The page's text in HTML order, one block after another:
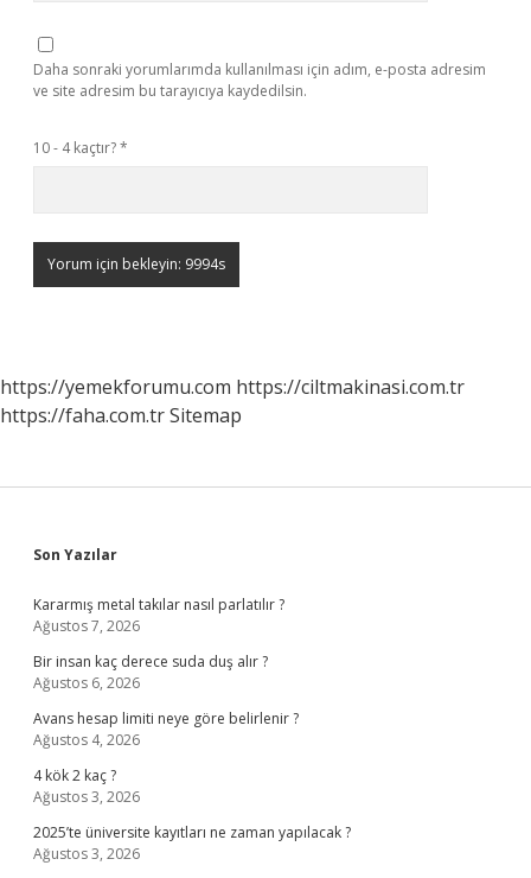
Daha sonraki yorumlarımda kullanılması için adım, e-posta adresim
ve site adresim bu tarayıcıya kaydedilsin.
10 - 4 kaçtır?*
https://yemekforumu.com https://ciltmakinasi.com.tr
https://faha.com.trSitemap
Sidebar
Son Yazılar
Kararmış metal takılar nasıl parlatılır ?
Ağustos 7, 2026
Bir insan kaç derece suda duş alır ?
Ağustos 6, 2026
Avans hesap limiti neye göre belirlenir ?
Ağustos 4, 2026
4 kök 2 kaç ?
Ağustos 3, 2026
2025’te üniversite kayıtları ne zaman yapılacak ?
Ağustos 3, 2026